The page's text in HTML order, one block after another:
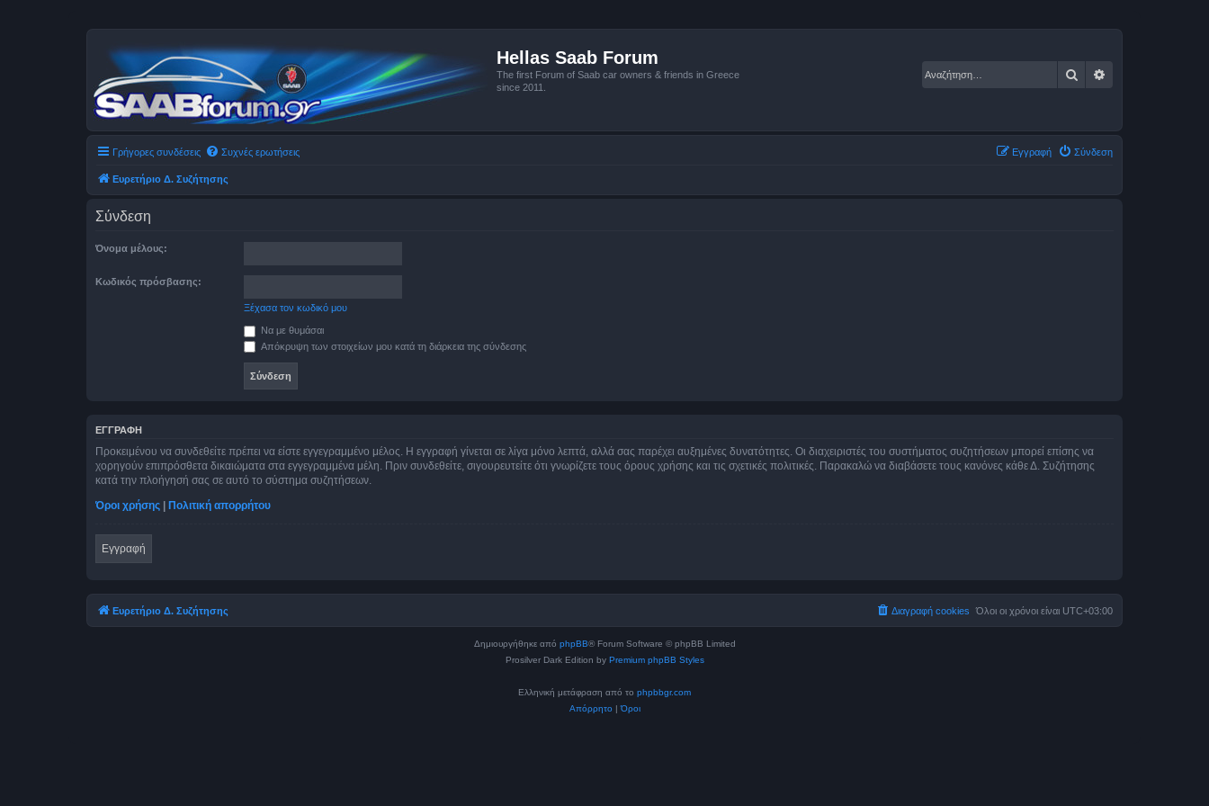
Hellas Saab Forum
The first Forum of Saab car owners & friends in Greece
since 2011.
Αναζήτηση
Γρήγορες συνδέσεις Συχνές ερωτήσεις Σύνδεση
Εγγραφή
Ευρετήριο Δ. Συζήτησης
Σύνδεση
Όνομα μέλους:
Κωδικός πρόσβασης:
Ξέχασα τον κωδικό μου
Να με θυμάσαι
Απόκρυψη των στοιχείων μου κατά τη διάρκεια της σύνδεσης
ΕΓΓΡΑΦΉ
Προκειμένου να συνδεθείτε πρέπει να είστε εγγεγραμμένο μέλος. Η εγγραφή γίνεται σε λίγα μόνο λεπτά, αλλά σας παρέχει αυξημένες δυνατότητες. Οι διαχειριστές του συστήματος συζητήσεων μπορεί επίσης να
χορηγούν επιπρόσθετα δικαιώματα στα εγγεγραμμένα μέλη. Πριν συνδεθείτε, σιγουρευτείτε ότι γνωρίζετε τους όρους χρήσης και τις σχετικές πολιτικές. Παρακαλώ να διαβάσετε τους κανόνες κάθε Δ. Συζήτησης
κατά την πλοήγησή σας σε αυτό το σύστημα συζητήσεων.
Όροι χρήσης | Πολιτική απορρήτου
Εγγραφή
Ευρετήριο Δ. Συζήτησης Όλοι οι χρόνοι είναι UTC+03:00
Διαγραφή cookies
Δημιουργήθηκε από phpBB® Forum Software © phpBB Limited
Prosilver Dark Edition by Premium phpBB Styles
Ελληνική μετάφραση από το phpbbgr.com
Απόρρητο |Όροι